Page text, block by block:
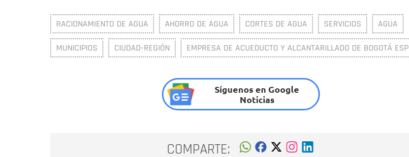
RACIONAMIENTO DE AGUA AHORRO DE AGUA CORTES DE AGUA SERVICIOS AGUA
MUNICIPIOS CIUDAD-REGIÓN EMPRESA DE ACUEDUCTO Y ALCANTARILLADO DE BOGOTÁ ESP
Síguenos en Google
Noticias
COMPARTE: